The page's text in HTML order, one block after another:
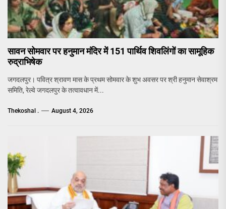
सावन सोमवार पर हनुमान मंदिर में 151 पार्थिव शिवलिंगों का सामूहिक
रुद्राभिषेक
जगदलपुर। पवित्र श्रावण मास के प्रथम सोमवार के शुभ अवसर पर श्री हनुमान सेवाश्रम
समिति, रेल्वे जगदलपुर के तत्वावधान में...
Thekoshal . August 4, 2026